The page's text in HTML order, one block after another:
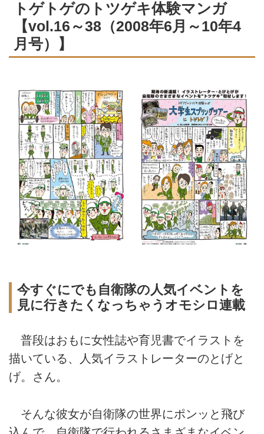
トゲトゲのトツゲキ体験マンガ
【vol.16～38（2008年6月～10年4
月号）】
今すぐにでも自衛隊の人気イベントを
見に行きたくなっちゃうオモシロ連載
普段はおもに女性誌や育児書でイラストを
描いている、人気イラストレーターのとげと
げ。さん。
そんな彼女が自衛隊の世界にポンッと飛び